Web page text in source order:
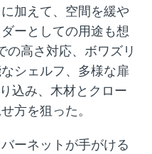
加えて、空間を緩や
ーとしての用途も想
の高さ対応、ボワズリ
シェルフ、多様な扉
込み、木材とクロー
方を狙った。
ーネットが手がける